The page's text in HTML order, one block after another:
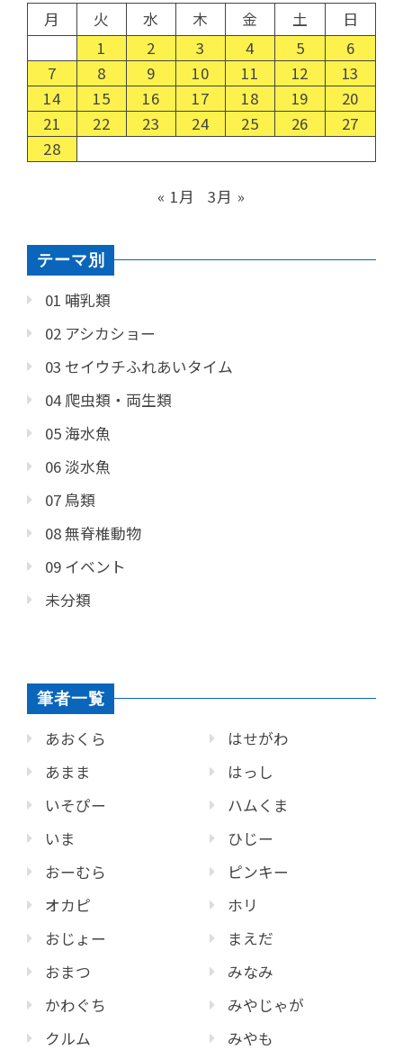
月
火 水 木 金 土
日
1
2 3 4 5
6
7
8 9 10 11 12
13
14
15 16 17 18 19
20
21
22 23 24 25 26
27
28
« 1月 3月 »
テーマ別
01 哺乳類
02 アシカショー
03 セイウチふれあいタイム
04 爬虫類・両生類
05 海水魚
06 淡水魚
07 鳥類
08 無脊椎動物
09 イベント
未分類
筆者一覧
あおくら
あまま
いそぴー
いま
おーむら
オカピ
おじょー
おまつ
かわぐち
クルム
はせがわ
はっし
ハムくま
ひじー
ピンキー
ホリ
まえだ
みなみ
みやじゃが
みやも